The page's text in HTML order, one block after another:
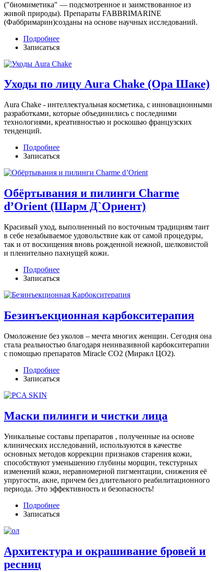
("биомиметика" — подсмотренное и заимствованное из
живой природы). Препараты FABBRIMARINE
(Фаббримарин)созданы на основе научных исследований.
Подробнее
Записаться
Уходы по лицу Aura Chake (Ора Шаке)
Aura Chake - интеллектуальная косметика, с инновационными
разработками, которые объединились с последними
технологиями, креативностью и роскошью французских
тенденций.
Подробнее
Записаться
Обёртывания и пилинги Сharme
d’Orient (Шарм Д`Ориент)
Красивый уход, выполненный по восточным традициям таит
в себе незабываемое удовольствие как от самой процедуры,
так и от восхищения вновь рожденной нежной, шелковистой
и пленительно пахнущей кожи.
Подробнее
Записаться
Безинъекционная карбокситерапия
Омоложение без уколов – мечта многих женщин. Сегодня она
стала реальностью благодаря неинвазивной карбокситерапии
с помощью препаратов Miracle CO2 (Миракл ЦО2).
Подробнее
Записаться
Маски пилинги и чистки лица
Уникальные составы препаратов , полученные на основе
клинических исследований, используются в качестве
основных методов коррекции признаков старения кожи,
способствуют уменьшению глубины морщин, текстурных
изменений кожи, неравномерной пигментации, снижения её
упругости, акне, причем без длительного реабилитационного
периода. Это эффективность и безопасность!
Подробнее
Записаться
Архитектура и окрашивание бровей и
ресниц